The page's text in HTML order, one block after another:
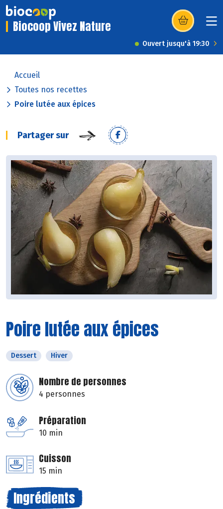
Biocoop Vivez Nature (s’ouvre dans
Ouvert jusqu'à 19:30
Accueil
Toutes nos recettes
Poire lutée aux épices
Partager sur
Poire lutée aux épices
Dessert Hiver
Nombre de personnes
4 personnes
Préparation
10 min
Cuisson
15 min
Ingrédients